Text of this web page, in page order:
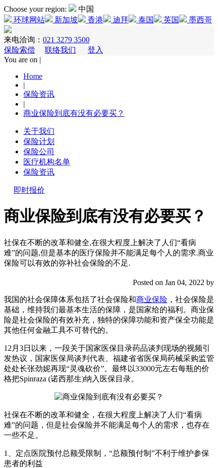
Choose your region:
中国
环球网站
新加坡 香港 迪拜 泰国 英国 墨西哥
来电洽询： 021 3279 3500
保险索偿
联络我们
登入
You are on |
Home
|
保险资讯
|
商业保险到底有没有必要买？
关于我们
保险计划
保险公司
医疗机构名单
保险资讯
即时报价
商业保险到底有没有必要买？
社保在不断的改革和健全,在很大程度上解决了人们“看病
难”的问题,但是基本的医疗保险并不能满足每个人的需求.商业
保险可以有效的弥补社会保险的不足.
Posted on Jan 04, 2022 by
我国的社会保障体系包括了社会保险和商业保险 ，社会保险是
基础，维持我们最基本生活的保障，是国家给的福利。商业保
险是社会保险的有效补充，独特的保障功能和资产保全功能是
其他任何金融工具不可替代的。
12月3日以来，一段关于国家医保目录药品谈判现场的视频引
发热议，国家医保局谈判代表、福建省省医保局药械采购监管
处处长张劲妮再现“灵魂砍价”。最终以33000元左右每瓶的价
格把Spinraza (诺西那生)纳入医保目录。
社保在不断的改革和健全，在很大程度上解决了人们“看病
难”的问题，但是社会保险并不能满足每个人的需求，也存在
一些不足。
1、定点医院预付总额受限制，“总额预付制”不利于维护参保
患者的利益